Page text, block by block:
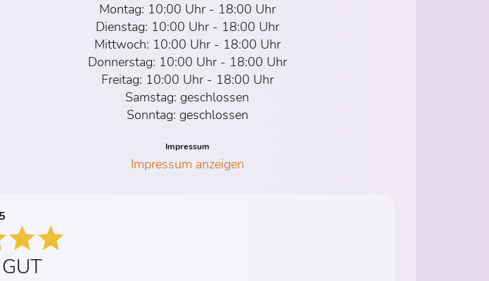
Montag: 10:00 Uhr - 18:00 Uhr
Dienstag: 10:00 Uhr - 18:00 Uhr
Mittwoch: 10:00 Uhr - 18:00 Uhr
Donnerstag: 10:00 Uhr - 18:00 Uhr
Freitag: 10:00 Uhr - 18:00 Uhr
Samstag: geschlossen
Sonntag: geschlossen
Impressum
Impressum anzeigen